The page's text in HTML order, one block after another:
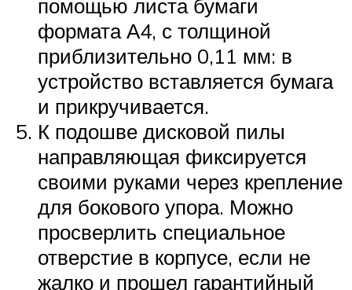
помощью листа бумаги
формата А4, с толщиной
приблизительно 0,11 мм: в
устройство вставляется бумага
и прикручивается.
К подошве дисковой пилы
направляющая фиксируется
своими руками через крепление
для бокового упора. Можно
просверлить специальное
отверстие в корпусе, если не
жалко и прошел гарантийный